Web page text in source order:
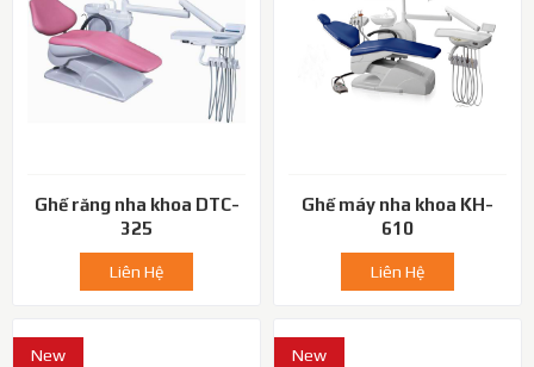
Ghế răng nha khoa DTC-
325
Liên Hệ
Ghế máy nha khoa KH-
610
Liên Hệ
New New